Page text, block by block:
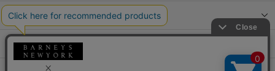
店舗情報
サービス